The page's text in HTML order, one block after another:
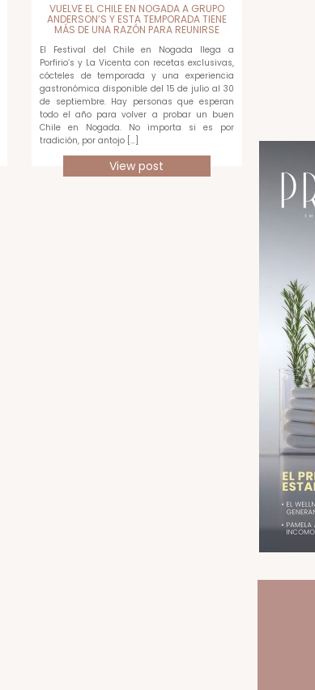
VUELVE EL CHILE EN NOGADA A GRUPO
ANDERSON’S Y ESTA TEMPORADA TIENE
MÁS DE UNA RAZÓN PARA REUNIRSE
El Festival del Chile en Nogada llega a
Porfirio’s y La Vicenta con recetas exclusivas,
cócteles de temporada y una experiencia
gastronómica disponible del 15 de julio al 30
de septiembre. Hay personas que esperan
todo el año para volver a probar un buen
Chile en Nogada. No importa si es por
tradición, por antojo […]
View post